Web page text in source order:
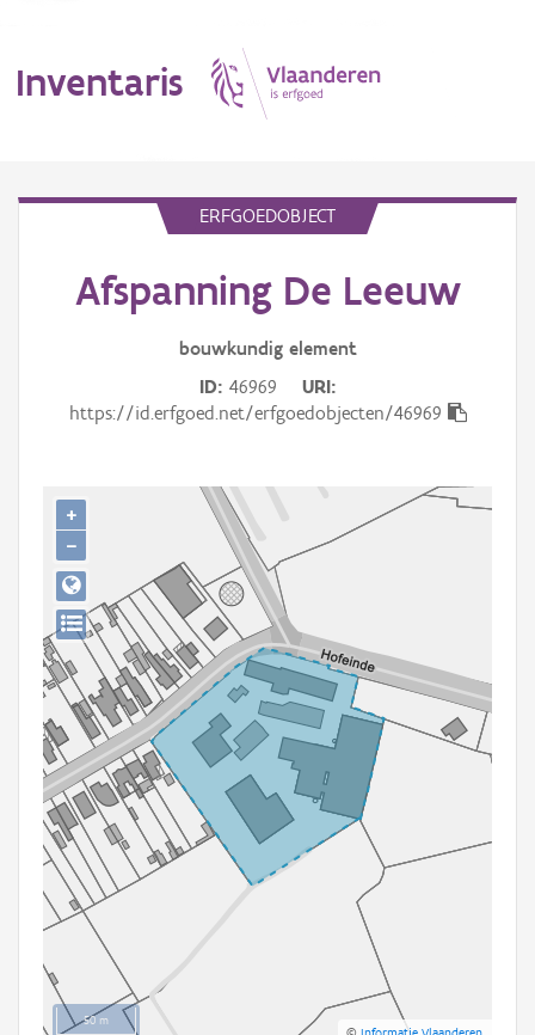
Inventaris
Erfgoedobject
Gebeurtenis
Persoon of collectief
Downloads
Hergebruik
Aanmelden
ERFGOEDOBJECT
Afspanning De Leeuw
bouwkundig element
ID 46969
URI
https://id.erfgoed.net/erfgoedobjecten/46969
50 m
+
−